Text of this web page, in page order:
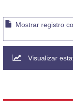
Mostrar registro
Visualizar